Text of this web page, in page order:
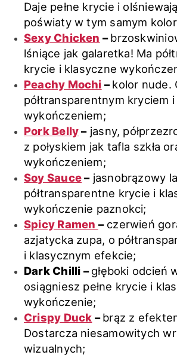
Daje pełne krycie i
poświaty w tym samym
Sexy Chicken –
lśniące jak galaretka! Ma
krycie i klasyczne
Peachy Mochi –kolor nude.
półtransparentnym kryciem
wykończeniem;
Pork Belly–jasny,
z połyskiem jak tafla szkła
wykończeniem;
Soy Sauce–jasnobrązowy
półtransparentne krycie i
wykończenie paznokci;
Spicy Ramen –czerwień
azjatycka zupa, o
i klasycznym efekcie;
Dark Chilli –głęboki odcień
osiągniesz pełne krycie i
wykończenie;
Crispy Duck –brąz z
Dostarcza niesamowitych
wizualnych;